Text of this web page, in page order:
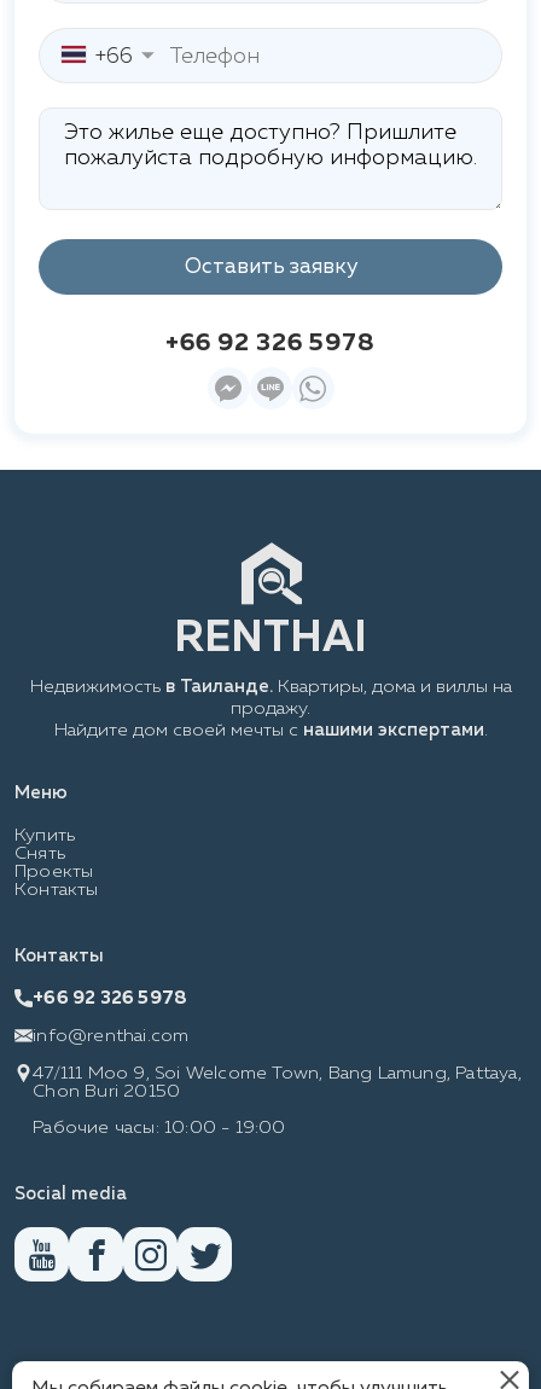
+66
Оставить заявку
+66 92 326 5978
Меню
Купить
Снять
Проекты
Контакты
Недвижимость в Таиланде.Квартиры, дома и виллы на
продажу.
Найдите дом своей мечты с нашими экспертами
Контакты
+66 92 326 5978
info@renthai.com
47/111 Moo 9, Soi Welcome Town, Bang Lamung, Pattaya,
Chon Buri 20150
Рабочие часы: 10:00 - 19:00
Social media